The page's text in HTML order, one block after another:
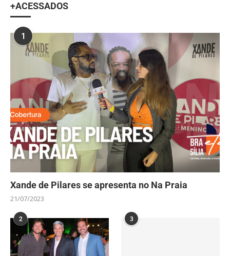
+ACESSADOS
1
Xande de Pilares se apresenta no Na Praia
21/07/2023
2 3